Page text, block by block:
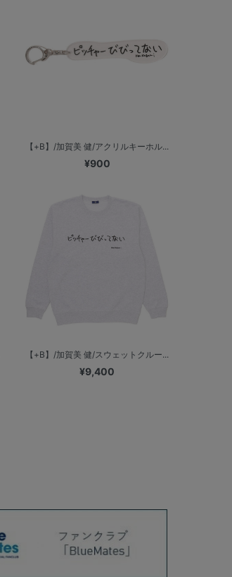
【+B】/加賀美 健/アクリルキーホル...
¥900
【+B】/加賀美 健/スウェットクルー...
¥9,400